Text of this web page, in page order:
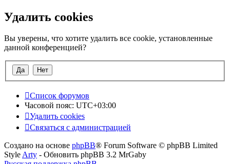
Удалить cookies
Вы уверены, что хотите удалить все cookie, установленные
данной конференцией?
Список форумов
Часовой пояс: UTC+03:00
Удалить cookies
Связаться с администрацией
Создано на основе phpBB® Forum Software © phpBB Limited
Style Arty - Обновить phpBB 3.2 MrGaby